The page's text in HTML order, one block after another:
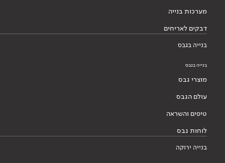
מערכות בנייה
דבקים לאריחים
בנייה בגבס
בנייה בגבס
מוצרי גבס
עולם הגבס
טיפים והשראה
לוחות גבס
בנייה ירוקה